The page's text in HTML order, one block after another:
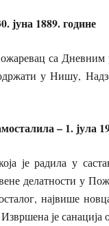
јуна 1889. године
са Дневним
у Нишу,
– 1. јула
је радила у
делатности у
највише
је санација